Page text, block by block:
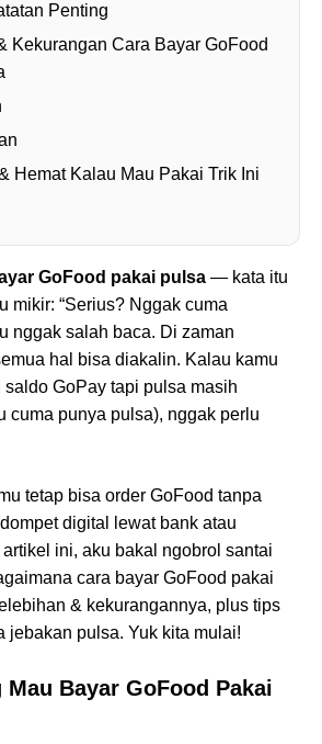
Penting
Kekurangan Cara Bayar GoFood
Hemat Kalau Mau Pakai Trik Ini
GoFood pakai pulsa — kata itu
mikir: “Serius? Nggak cuma
nggak salah baca. Di zaman
hal bisa diakalin. Kalau kamu
GoPay tapi pulsa masih
cuma punya pulsa), nggak perlu
tetap bisa order GoFood tanpa
digital lewat bank atau
ini, aku bakal ngobrol santai
cara bayar GoFood pakai
& kekurangannya, plus tips
jebakan pulsa. Yuk kita mulai!
Mau Bayar GoFood Pakai